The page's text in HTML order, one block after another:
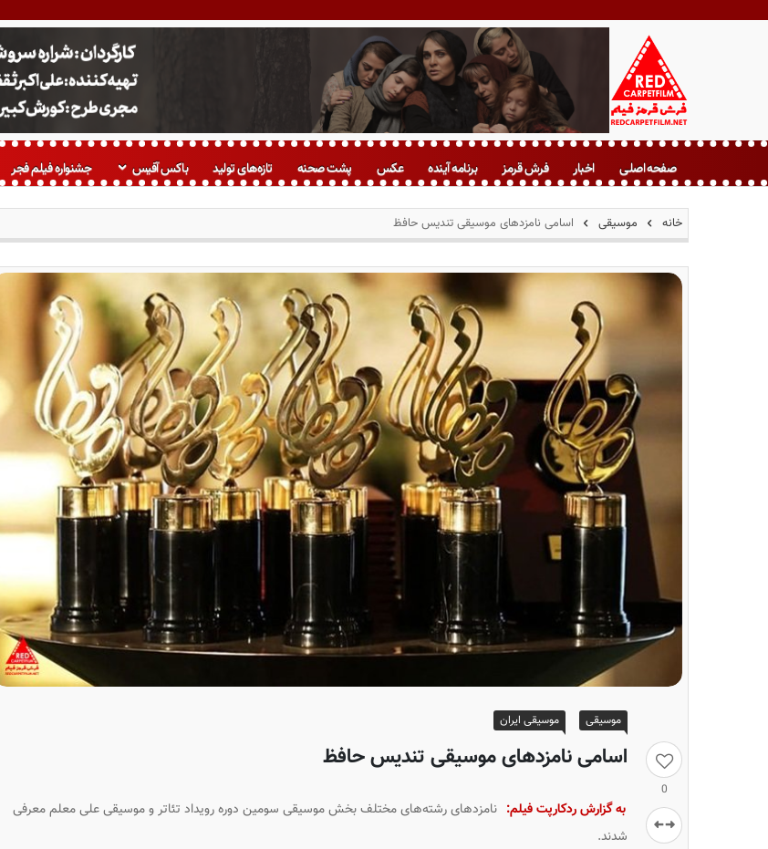
ف
ش
م
ز
صفحه اصلی اخبار فرش قرمز برنامه آینده عکس پشت صحنه تازه‌های تولید باکس آفیس جشنواره فیلم فجر
خانه موسیقی اسامی نامزدهای موسیقی تندیس حافظ
0
موسیقی موسیقی ایران
اسامی نامزدهای موسیقی تندیس حافظ
به گزارش ردکارپت فیلم: نامزدهای رشته‌های‌ مختلف بخش موسیقی سومین دوره رویداد تئاتر و موسیقی علی معلم معرفی
شدند.